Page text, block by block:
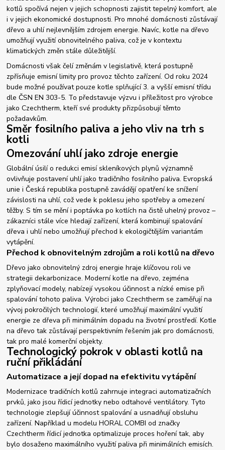
kotlů spočívá nejen v jejich schopnosti zajistit tepelný komfort, ale
i v jejich ekonomické dostupnosti. Pro mnohé domácnosti zůstávají
dřevo a uhlí nejlevnějším zdrojem energie. Navíc, kotle na dřevo
umožňují využití obnovitelného paliva, což je v kontextu
klimatických změn stále důležitější.
Domácnosti však čelí změnám v legislativě, která postupně
zpřísňuje emisní limity pro provoz těchto zařízení. Od roku 2024
bude možné používat pouze kotle splňující 3. a vyšší emisní třídu
dle ČSN EN 303-5. To představuje výzvu i příležitost pro výrobce
jako Czechtherm, kteří své produkty přizpůsobují těmto
požadavkům.
Směr fosilního paliva a jeho vliv na trh s
kotli
Omezování uhlí jako zdroje energie
Globální úsilí o redukci emisí skleníkových plynů významně
ovlivňuje postavení uhlí jako tradičního fosilního paliva. Evropská
unie i Česká republika postupně zavádějí opatření ke snížení
závislosti na uhlí, což vede k poklesu jeho spotřeby a omezení
těžby. S tím se mění i poptávka po kotlích na čistě uhelný provoz –
zákazníci stále více hledají zařízení, která kombinují spalování
dřeva i uhlí nebo umožňují přechod k ekologičtějším variantám
vytápění.
Přechod k obnovitelným zdrojům a roli kotlů na dřevo
Dřevo jako obnovitelný zdroj energie hraje klíčovou roli ve
strategii dekarbonizace. Moderní kotle na dřevo, zejména
zplyňovací modely, nabízejí vysokou účinnost a nízké emise při
spalování tohoto paliva. Výrobci jako Czechtherm se zaměřují na
vývoj pokročilých technologií, které umožňují maximální využití
energie ze dřeva při minimálním dopadu na životní prostředí. Kotle
na dřevo tak zůstávají perspektivním řešením jak pro domácnosti,
tak pro malé komerční objekty.
Technologický pokrok v oblasti kotlů na
ruční přikládání
Automatizace a její dopad na efektivitu vytápění
Modernizace tradičních kotlů zahrnuje integraci automatizačních
prvků, jako jsou řídicí jednotky nebo odtahové ventilátory. Tyto
technologie zlepšují účinnost spalování a usnadňují obsluhu
zařízení. Například u modelu HORAL COMBI od značky
Czechtherm řídicí jednotka optimalizuje proces hoření tak, aby
bylo dosaženo maximálního využití paliva při minimálních emisích.